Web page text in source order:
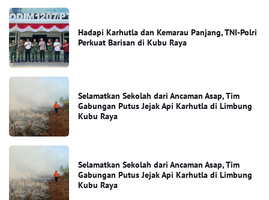
Hadapi Karhutla dan Kemarau Panjang, TNI-Polri
Perkuat Barisan di Kubu Raya
Selamatkan Sekolah dari Ancaman Asap, Tim
Gabungan Putus Jejak Api Karhutla di Limbung
Kubu Raya
Selamatkan Sekolah dari Ancaman Asap, Tim
Gabungan Putus Jejak Api Karhutla di Limbung
Kubu Raya